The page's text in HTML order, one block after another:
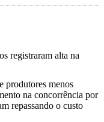
registraram alta na
produtores menos
na concorrência por
repassando o custo